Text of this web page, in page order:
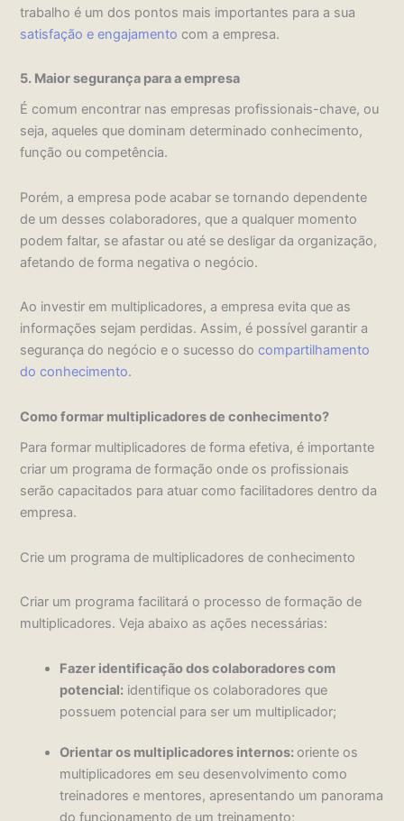
trabalho é um dos pontos mais importantes para a sua
satisfação e engajamento com a empresa.
5. Maior segurança para a empresa
É comum encontrar nas empresas profissionais-chave, ou
seja, aqueles que dominam determinado conhecimento,
função ou competência.
Porém, a empresa pode acabar se tornando dependente
de um desses colaboradores, que a qualquer momento
podem faltar, se afastar ou até se desligar da organização,
afetando de forma negativa o negócio.
Ao investir em multiplicadores, a empresa evita que as
informações sejam perdidas. Assim, é possível garantir a
segurança do negócio e o sucesso docompartilhamento
do conhecimento.
Como formar multiplicadores de conhecimento?
Para formar multiplicadores de forma efetiva, é importante
criar um programa de formação onde os profissionais
serão capacitados para atuar como facilitadores dentro da
empresa.
Crie um programa de multiplicadores de conhecimento
Criar um programa facilitará o processo de formação de
multiplicadores. Veja abaixo as ações necessárias:
Fazer identificação dos colaboradores com
potencial: identifique os colaboradores que
possuem potencial para ser um multiplicador;
Orientar os multiplicadores internos: oriente os
multiplicadores em seu desenvolvimento como
treinadores e mentores, apresentando um panorama